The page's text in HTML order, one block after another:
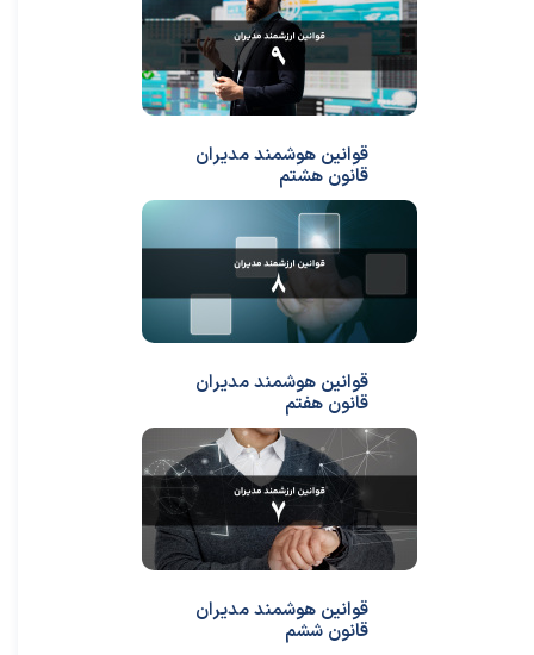
قوانین هوشمند مدیران
قانون هشتم
قوانین هوشمند مدیران
قانون هفتم
قوانین هوشمند مدیران
قانون ششم